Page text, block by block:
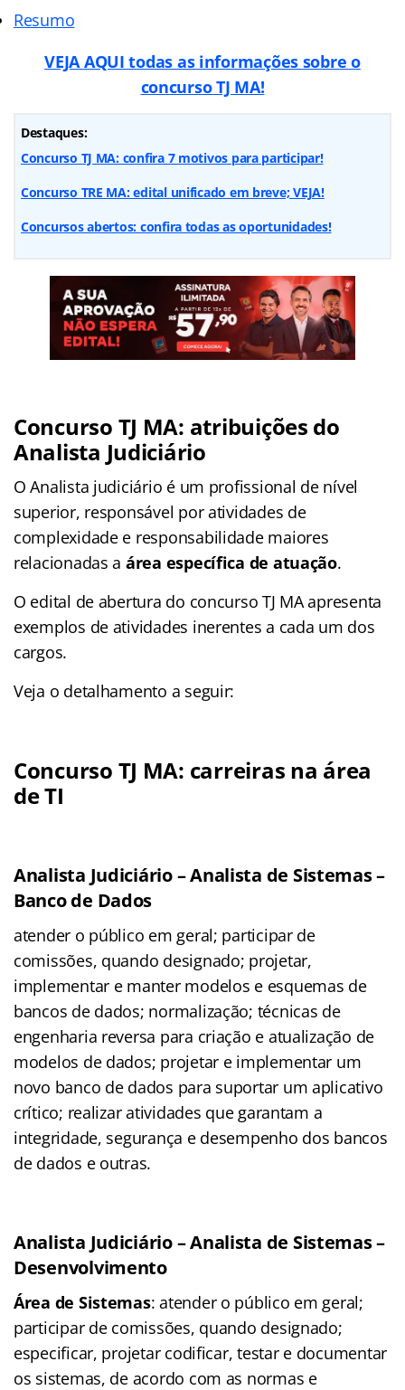
Resumo
VEJA AQUI todas as informações sobre o
concurso TJ MA!
Destaques:
Concurso TJ MA: confira 7 motivos para participar!
Concurso TRE MA: edital unificado em breve; VEJA!
Concursos abertos: confira todas as oportunidades!
Concurso TJ MA: atribuições do
Analista Judiciário
O Analista judiciário é um profissional de nível
superior, responsável por atividades de
complexidade e responsabilidade maiores
relacionadas a área específica de atuação.
O edital de abertura do concurso TJ MA apresenta
exemplos de atividades inerentes a cada um dos
cargos.
Veja o detalhamento a seguir:
Concurso TJ MA: carreiras na área
de TI
Analista Judiciário – Analista de Sistemas –
Banco de Dados
atender o público em geral; participar de
comissões, quando designado; projetar,
implementar e manter modelos e esquemas de
bancos de dados; normalização; técnicas de
engenharia reversa para criação e atualização de
modelos de dados; projetar e implementar um
novo banco de dados para suportar um aplicativo
crítico; realizar atividades que garantam a
integridade, segurança e desempenho dos bancos
de dados e outras.
Analista Judiciário – Analista de Sistemas –
Desenvolvimento
Área de Sistemas: atender o público em geral;
participar de comissões, quando designado;
especificar, projetar codificar, testar e documentar
os sistemas, de acordo com as normas e